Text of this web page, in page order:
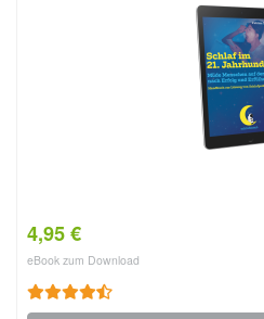
4,95 €
eBook zum Download